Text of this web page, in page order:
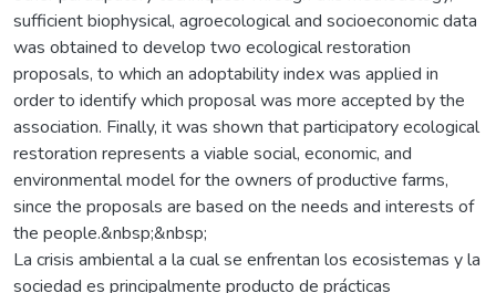
sufficient biophysical, agroecological and socioeconomic data
was obtained to develop two ecological restoration
proposals, to which an adoptability index was applied in
order to identify which proposal was more accepted by the
association. Finally, it was shown that participatory ecological
restoration represents a viable social, economic, and
environmental model for the owners of productive farms,
since the proposals are based on the needs and interests of
the people.&nbsp;&nbsp;
La crisis ambiental a la cual se enfrentan los ecosistemas y la
sociedad es principalmente producto de prácticas